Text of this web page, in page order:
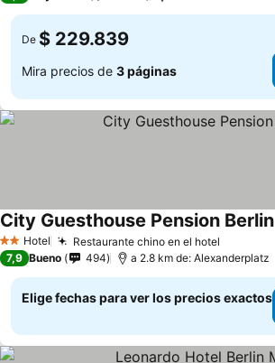
De $ 229.839
Mira precios de 3 páginas
2 Estrellas
Hotel Restaurante chino en el hotel
City Guesthouse Pension Berlin
7,9 Bueno 494 a 2.8 km de: Alexanderplatz
Elige fechas para ver los precios exactos